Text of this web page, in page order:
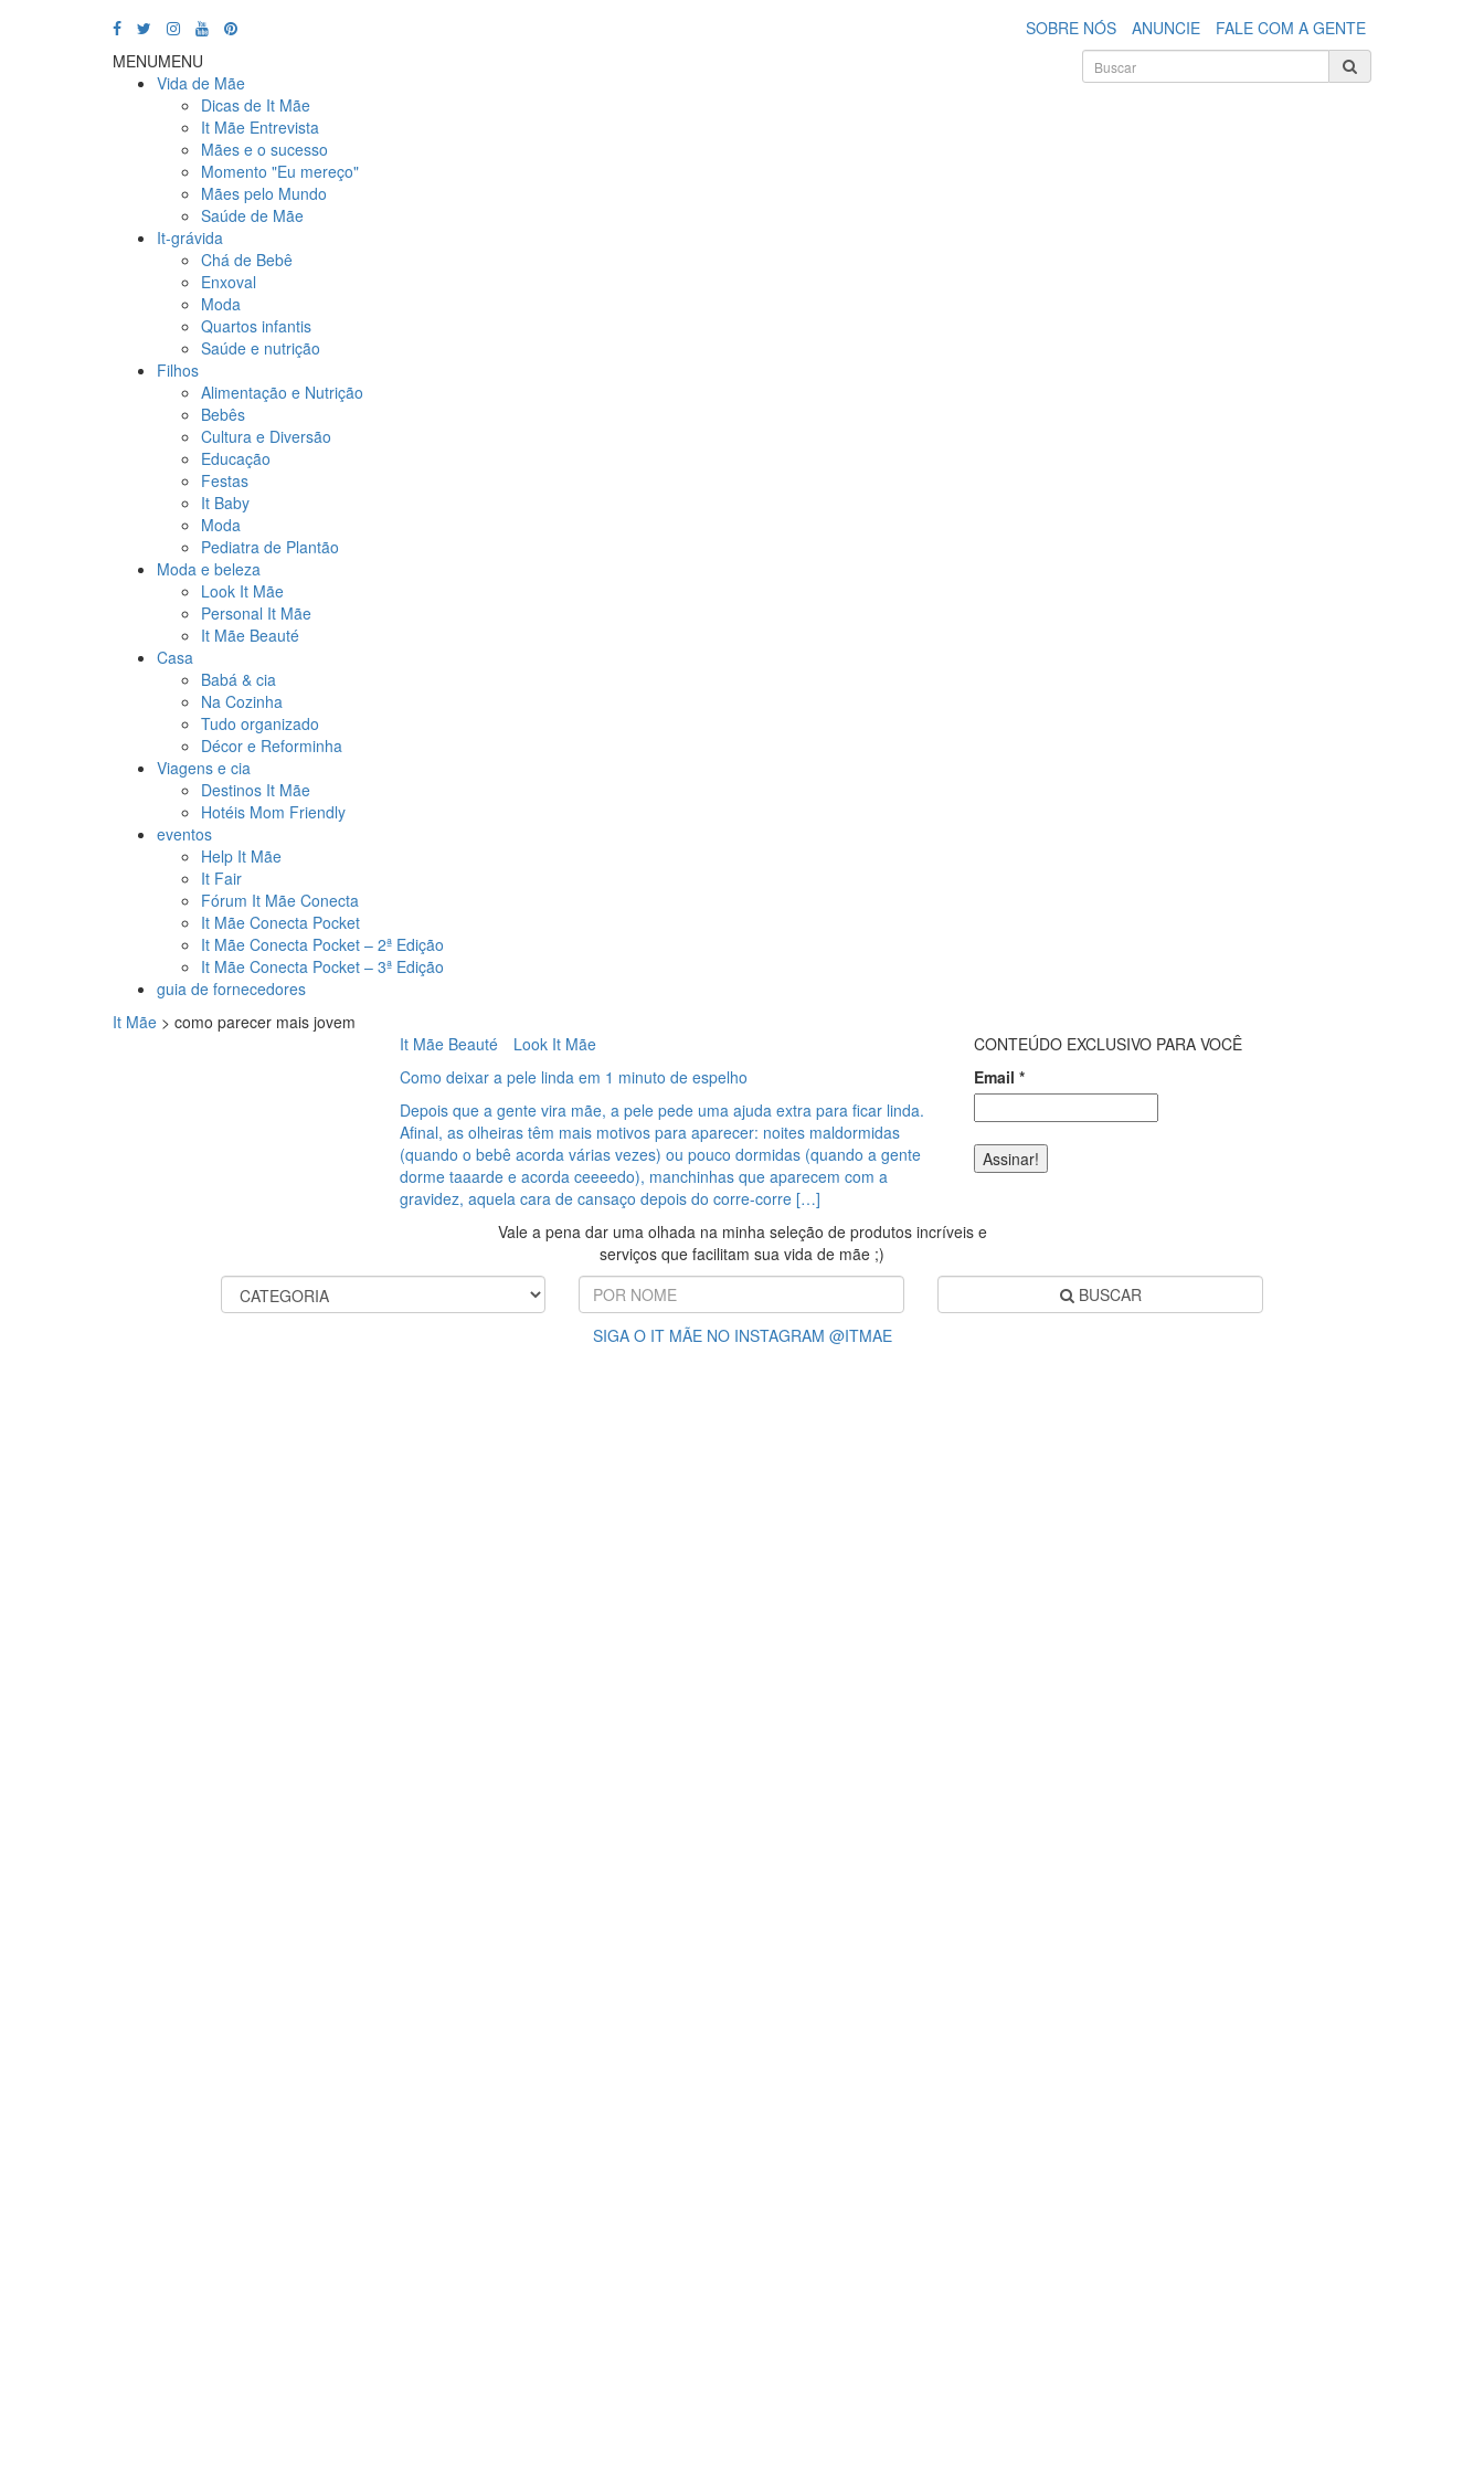
SOBRE NÓS ANUNCIE
FALE COM A GENTE
MENUMENU
Vida de Mãe
Dicas de It Mãe
It Mãe Entrevista
Mães e o sucesso
Momento "Eu mereço"
Mães pelo Mundo
Saúde de Mãe
It-grávida
Chá de Bebê
Enxoval
Moda
Quartos infantis
Saúde e nutrição
Filhos
Alimentação e Nutrição
Bebês
Cultura e Diversão
Educação
Festas
It Baby
Moda
Pediatra de Plantão
Moda e beleza
Look It Mãe
Personal It Mãe
It Mãe Beauté
Casa
Babá & cia
Na Cozinha
Tudo organizado
Décor e Reforminha
Viagens e cia
Destinos It Mãe
Hotéis Mom Friendly
eventos
Help It Mãe
It Fair
Fórum It Mãe Conecta
It Mãe Conecta Pocket
It Mãe Conecta Pocket – 2ª Edição
It Mãe Conecta Pocket – 3ª Edição
guia de fornecedores
It Mãe > como parecer mais jovem
It Mãe Beauté
Look It Mãe
Como deixar a pele linda em 1 minuto de espelho
Depois que a gente vira mãe, a pele pede uma ajuda extra para ficar linda.
Afinal, as olheiras têm mais motivos para aparecer: noites maldormidas
(quando o bebê acorda várias vezes) ou pouco dormidas (quando a gente
dorme taaarde e acorda ceeeedo), manchinhas que aparecem com a
gravidez, aquela cara de cansaço depois do corre-corre […]
CONTEÚDO EXCLUSIVO PARA VOCÊ
Email *
Vale a pena dar uma olhada na minha seleção de produtos incríveis e
serviços que facilitam sua vida de mãe ;)
BUSCAR
SIGA O IT MÃE NO INSTAGRAM @ITMAE